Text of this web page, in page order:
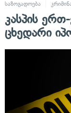
საზოგადოება
კასპის
ცხედარი